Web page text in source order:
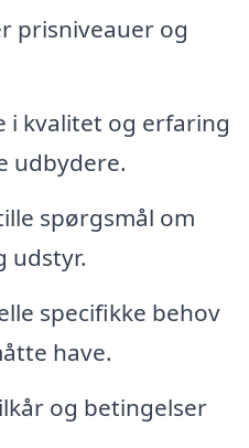
prisniveauer og
i kvalitet og erfaring
udbydere.
spørgsmål om
udstyr.
specifikke behov
have.
og betingelser